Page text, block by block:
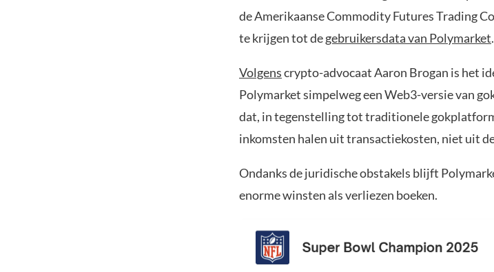
de Amerikaanse Commodity Futures Trading
te krijgen tot degebruikersdata van Polymarket.
Volgenscrypto-advocaat Aaron Brogan is het
Polymarket simpelweg een Web3-versie van
dat, in tegenstelling tot traditionele
inkomsten halen uit transactiekosten, niet uit
Ondanks de juridische obstakels blijft
enorme winsten als verliezen boeken.